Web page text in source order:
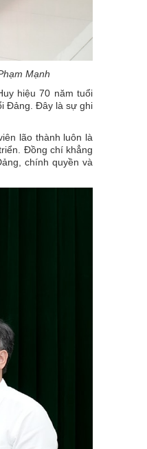
Mạnh
hiệu 70 năm tuổi
Đảng. Đây là sự ghi
lão thành luôn là
Đồng chí khẳng
chính quyền và